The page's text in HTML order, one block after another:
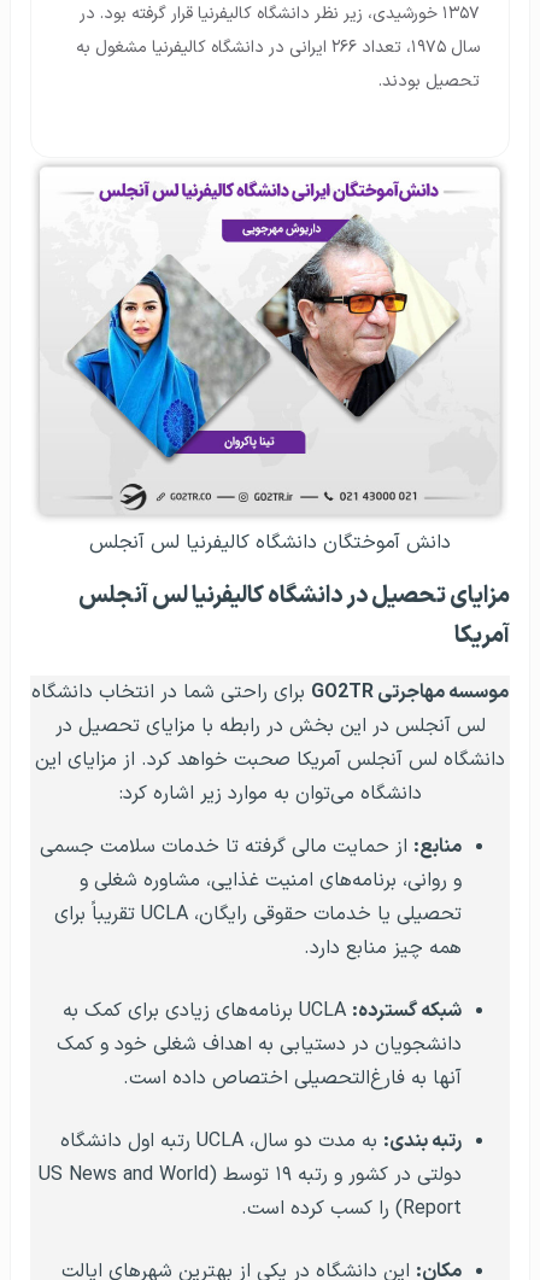
۱۳۵۷ خورشیدی، زیر نظر دانشگاه کالیفرنیا قرار گرفته بود. در
سال ۱۹۷۵، تعداد ۲۶۶ ایرانی در دانشگاه کالیفرنیا مشغول به
تحصیل بودند.
دانش‌ آموختگان دانشگاه کالیفرنیا لس آنجلس
مزایای تحصیل در دانشگاه کالیفرنیا لس آنجلس
آمریکا
موسسه مهاجرتی GO2TR
برای راحتی شما در انتخاب دانشگاه
لس آنجلس در این بخش در رابطه با مزایای تحصیل در
دانشگاه لس آنجلس آمریکا صحبت خواهد کرد. از مزایای این
دانشگاه می‌توان به موارد زیر اشاره کرد:
منابع: از حمایت مالی گرفته تا خدمات سلامت جسمی
و روانی، برنامه‌های امنیت غذایی، مشاوره شغلی و
تحصیلی یا خدمات حقوقی رایگان، UCLA تقریباً برای
همه چیز منابع دارد.
شبکه گسترده:
UCLA برنامه‌های زیادی برای کمک به
دانشجویان در دستیابی به اهداف شغلی خود و کمک
آنها به فارغ‌التحصیلی اختصاص داده است.
رتبه بندی:
به مدت دو سال، UCLA رتبه اول دانشگاه
دولتی در کشور و رتبه ۱۹ توسط (US News and World
Report) را کسب کرده است.
مکان: این دانشگاه در یکی از بهترین شهرهای ایالت